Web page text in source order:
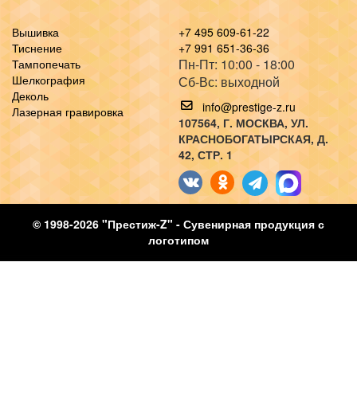
Вышивка
Тиснение
Тампопечать
Шелкография
Деколь
Лазерная гравировка
+7 495 609-61-22
+7 991 651-36-36
Пн-Пт: 10:00 - 18:00
Сб-Вс: выходной
info@prestige-z.ru
107564, Г. МОСКВА, УЛ.
КРАСНОБОГАТЫРСКАЯ, Д.
42, СТР. 1
© 1998-2026 "Престиж-Z" - Сувенирная продукция с
логотипом